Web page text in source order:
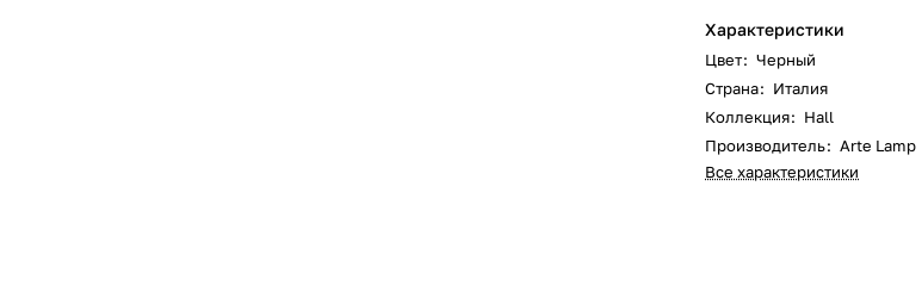
Характеристики
Цвет: Черный
Страна: Италия
Коллекция: Hall
Производитель: Arte Lamp
Все характеристики